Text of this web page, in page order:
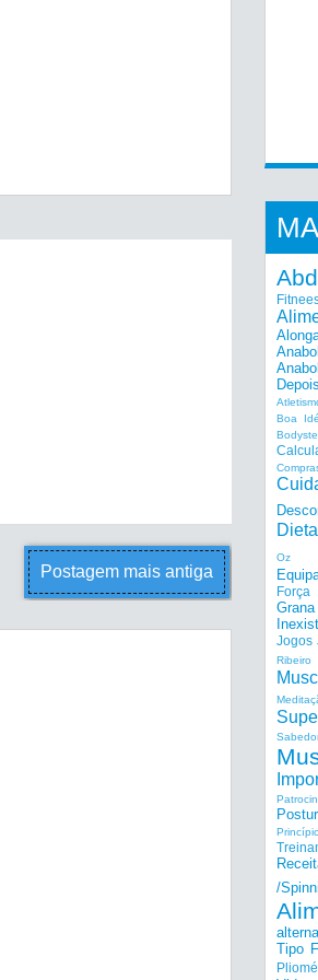
Postagem mais antiga
Depois
Boa
Oz
Força
Jogos
Ribeiro
/
Tipo